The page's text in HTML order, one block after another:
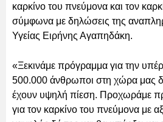
καρκίνο του πνεύμονα και τον
σύμφωνα με δηλώσεις της
Υγείας Ειρήνης Αγαπηδάκη.
«Ξεκινάμε πρόγραμμα για την
500.000 άνθρωποι στη χώρα μας
έχουν υψηλή πίεση. Προχωράμε
για τον καρκίνο του πνεύμονα με